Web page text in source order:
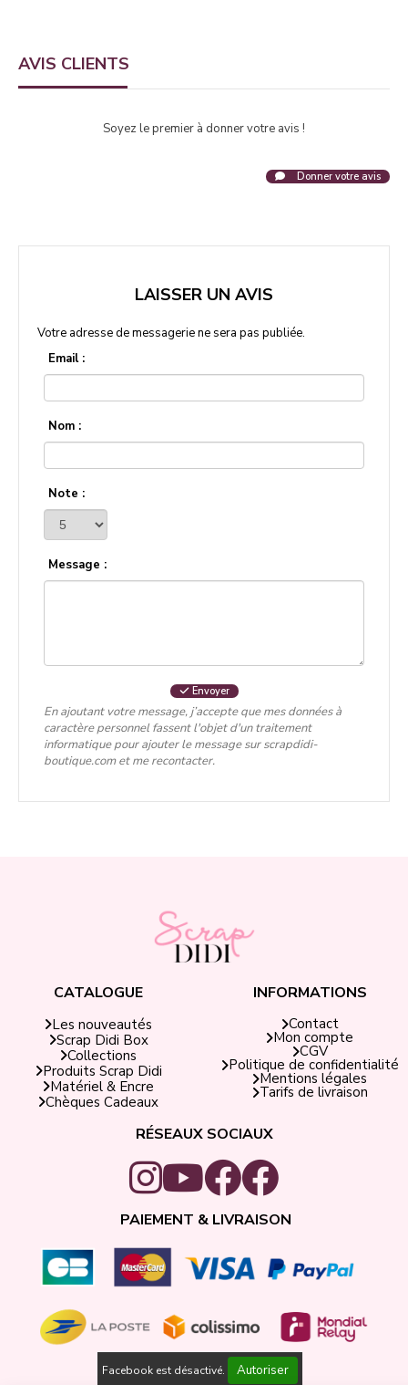
AVIS CLIENTS
Soyez le premier à donner votre avis !
Donner votre avis
LAISSER UN AVIS
Votre adresse de messagerie ne sera pas publiée.
Email :
Nom :
Note :
Message :
Envoyer
En ajoutant votre message, j’accepte que mes données à
caractère personnel fassent l'objet d'un traitement
informatique pour ajouter le message sur scrapdidi-
boutique.com et me recontacter.
CATALOGUE
Les nouveautés
Scrap Didi Box
Collections
Produits Scrap Didi
Matériel & Encre
Chèques Cadeaux
INFORMATIONS
Contact
Mon compte
CGV
Politique de confidentialité
Mentions légales
Tarifs de livraison
RÉSEAUX SOCIAUX
PAIEMENT & LIVRAISON
Facebook est désactivé. Autoriser